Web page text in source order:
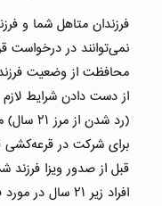
نمی‌توانند در درخواست
محافظت از وضعیت
از دست دادن شرایط
(رد شدن
افراد زیر ٢١ سال در مورد فرزند شما صادق می‌شود.